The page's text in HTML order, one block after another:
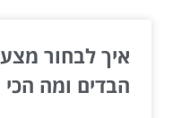
איך לבחור
הבדים ומה הכי